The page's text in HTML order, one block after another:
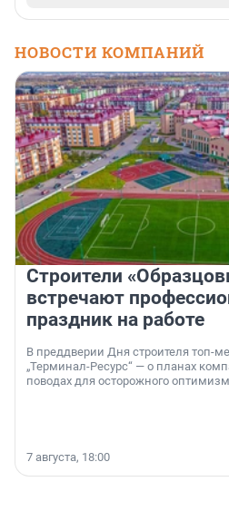
НОВОСТИ КОМПАНИЙ
Строители
встречают
праздник на работе
В преддверии Дня строителя топ-
„Терминал-Ресурс“ — о планах
поводах для осторожного
7 августа, 18:00